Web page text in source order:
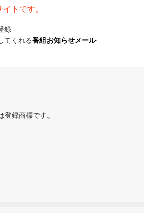
トです。
録
てくれる番組お知らせメール
録商標です。